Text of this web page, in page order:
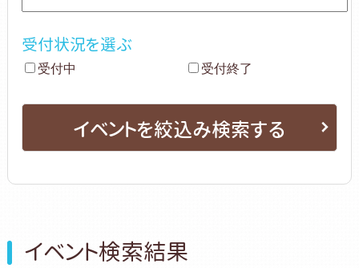
受付状況を選ぶ
受付中 受付終了
イベントを絞込み検索する
イベント検索結果